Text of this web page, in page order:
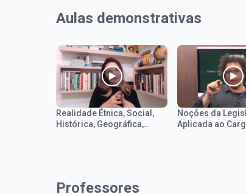
Aulas demonstrativas
Realidade Étnica, Social,
Histórica, Geográfica,
Noções da
Aplicada ao
Professores